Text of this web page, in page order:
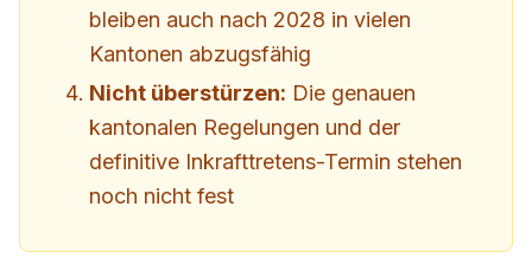
bleiben auch nach 2028 in vielen
Kantonen abzugsfähig
Nicht überstürzen: Die genauen
kantonalen Regelungen und der
definitive Inkrafttretens-Termin stehen
noch nicht fest